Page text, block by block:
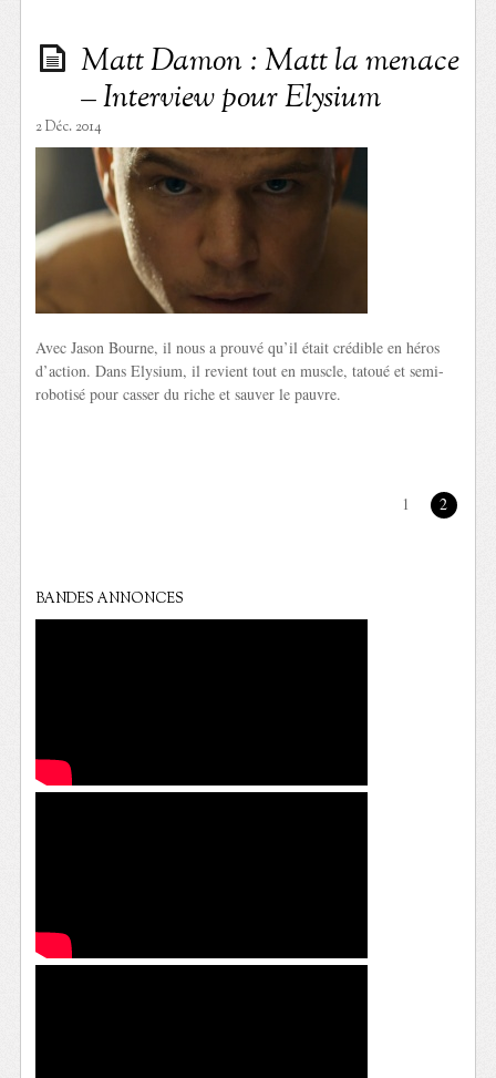
Matt Damon : Matt la menace
– Interview pour Elysium
2 Déc. 2014
Avec Jason Bourne, il nous a prouvé qu’il était crédible en héros
d’action. Dans Elysium, il revient tout en muscle, tatoué et semi-
robotisé pour casser du riche et sauver le pauvre.
1 2
BANDES ANNONCES